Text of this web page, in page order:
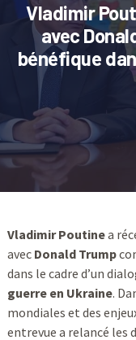
Vladimir
avec
bénéfique
Vladimir Poutinea
avec Donald Trump
dans le cadre d’un
guerre en Ukraine.
mondiales et des
entrevue a relancé les